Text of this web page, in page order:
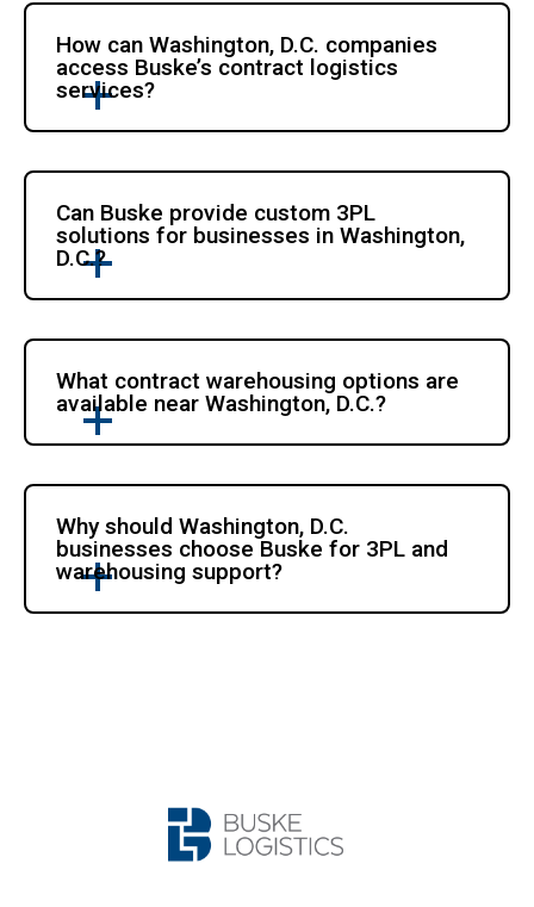
How can Washington, D.C. companies
access Buske’s contract logistics
services?
Can Buske provide custom 3PL
solutions for businesses in Washington,
D.C.?
What contract warehousing options are
available near Washington, D.C.?
Why should Washington, D.C.
businesses choose Buske for 3PL and
warehousing support?